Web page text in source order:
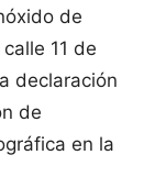
de
11 de
declaración
de
en la